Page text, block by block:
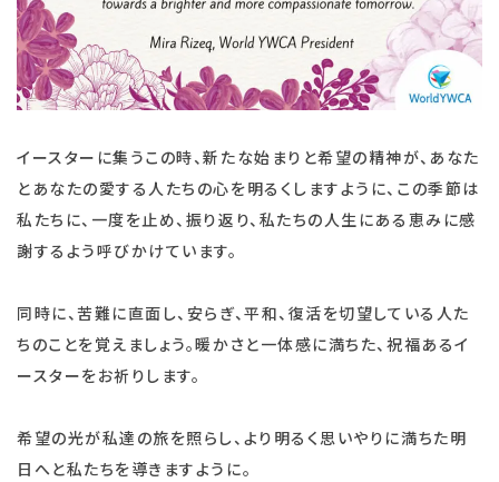
イースターに集うこの時、新たな始まりと希望の精神が、あなた
とあなたの愛する人たちの心を明るくしますように、この季節は
私たちに、一度を止め、振り返り、私たちの人生にある恵みに感
謝するよう呼びかけています。
同時に、苦難に直面し、安らぎ、平和、復活を切望している人た
ちのことを覚えましょう。暖かさと一体感に満ちた、祝福あるイ
ースターをお祈りします。
希望の光が私達の旅を照らし、より明るく思いやりに満ちた明
日へと私たちを導きますように。